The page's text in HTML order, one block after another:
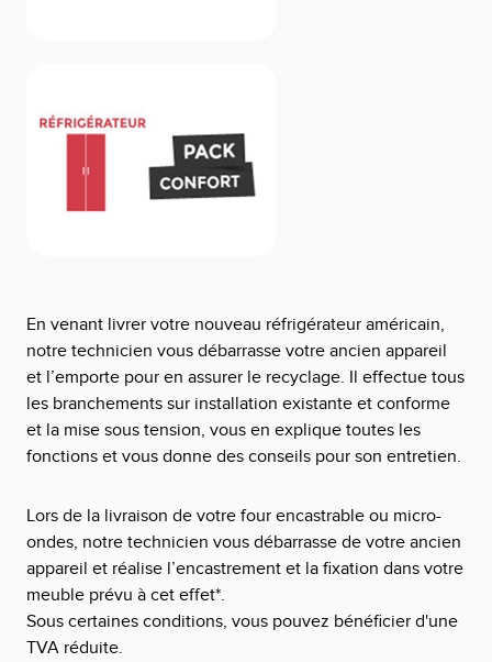
En venant livrer votre nouveau réfrigérateur américain,
notre technicien vous débarrasse votre ancien appareil
et l’emporte pour en assurer le recyclage. Il effectue tous
les branchements sur installation existante et conforme
et la mise sous tension, vous en explique toutes les
fonctions et vous donne des conseils pour son entretien.
Lors de la livraison de votre four encastrable ou micro-
ondes, notre technicien vous débarrasse de votre ancien
appareil et réalise l’encastrement et la fixation dans votre
meuble prévu à cet effet*.
Sous certaines conditions, vous pouvez bénéficier d'une
TVA réduite.